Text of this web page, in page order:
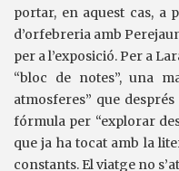
portar, en aquest cas, a
d’orfebreria amb
per a l’exposició. Per a
“bloc de notes”, una
atmosferes” que
fórmula per “explorar
que ja ha tocat amb la
constants. El viatge no